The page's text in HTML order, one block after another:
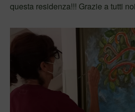
questa residenza!!! Grazie a tutti